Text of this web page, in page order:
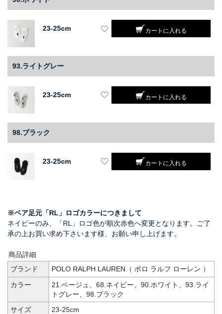
23-25cm カートに入れる
93.ライトグレー
23-25cm カートに入れる
98.ブラック
23-25cm カートに入れる
※ベア足元「RL」ロゴカラーにつきまして
ネイビーのみ、「RL」ロゴ色が順次赤色へ変更となります。ご了
承の上お買い求め下さいます様、お願い申し上げます。
商品詳細
ブランド
POLO RALPH LAUREN（ ポロ ラルフ ローレン ）
カラー
21.ベージュ、68.ネイビー、90.ホワイト、93.ライ
トグレー、98.ブラック
サイズ
23-25cm